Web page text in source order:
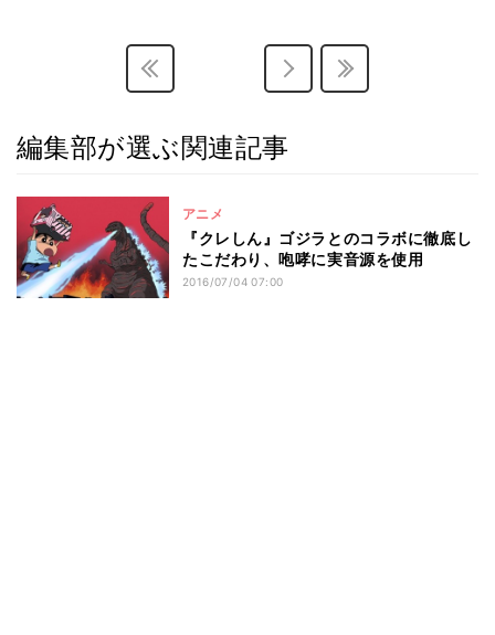
編集部が選ぶ関連記事
アニメ
『クレしん』ゴジラとのコラボに徹底し
たこだわり、咆哮に実音源を使用
2016/07/04 07:00